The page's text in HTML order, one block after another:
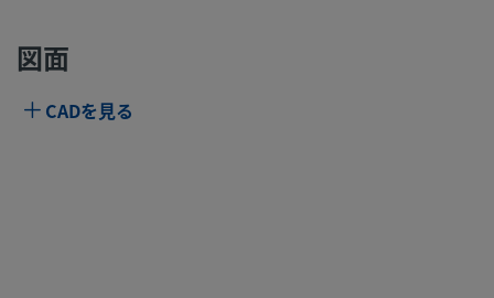
図面
CADを見る